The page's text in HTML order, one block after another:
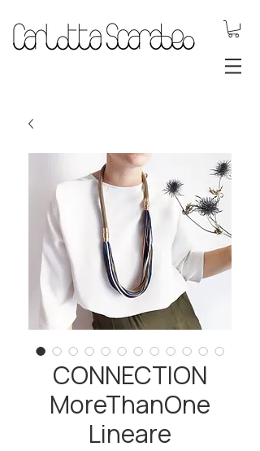
CONNECTION
MoreThanOne
Lineare